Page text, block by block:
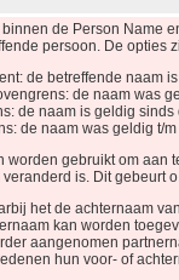
de Person Name
persoon. De opties
de betreffende naam
de naam was
de naam is geldig
de naam was geldig t/
worden gebruikt om
is. Dit gebeurt
het de achternaam
kan worden
aangenomen
hun voor- of